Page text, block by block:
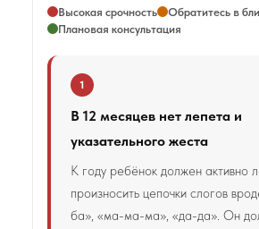
Высокая срочность
Обратитесь в
Плановая консультация
1
В 12 месяцев нет лепета и
указательного жеста
К году ребёнок должен активно
произносить цепочки слогов
ба», «ма-ма-ма», «да-да». Он